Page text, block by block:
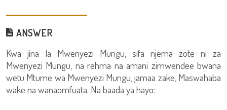
ANSWER
Kwa jina la Mwenyezi Mungu, sifa njema zote ni za
Mwenyezi Mungu, na rehma na amani zimwendee bwana
wetu Mtume wa Mwenyezi Mungu, jamaa zake, Maswahaba
wake na wanaomfuata. Na baada ya hayo: